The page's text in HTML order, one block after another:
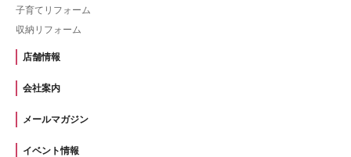
子育てリフォーム
収納リフォーム
店舗情報
会社案内
メールマガジン
イベント情報